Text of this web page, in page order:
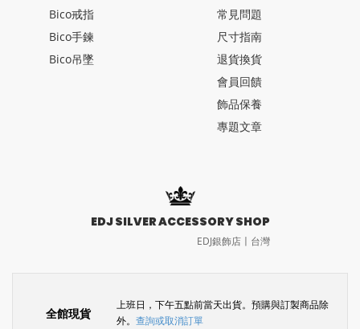
Bico戒指
Bico手鍊
Bico吊墜
常見問題
尺寸指南
退貨換貨
會員回饋
飾品保養
專題文章
EDJ SILVER ACCESSORY SHOP
EDJ銀飾店〡台灣
全館現貨
上班日，下午五點前當天出貨。預購與訂製商品除
外。 查詢或取消訂單